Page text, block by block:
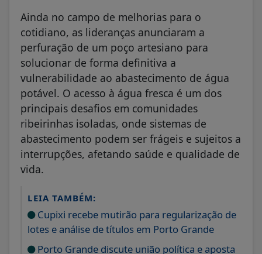
Ainda no campo de melhorias para o
cotidiano, as lideranças anunciaram a
perfuração de um poço artesiano para
solucionar de forma definitiva a
vulnerabilidade ao abastecimento de água
potável. O acesso à água fresca é um dos
principais desafios em comunidades
ribeirinhas isoladas, onde sistemas de
abastecimento podem ser frágeis e sujeitos a
interrupções, afetando saúde e qualidade de
vida.
LEIA TAMBÉM:
Cupixi recebe mutirão para regularização de
lotes e análise de títulos em Porto Grande
Porto Grande discute união política e aposta